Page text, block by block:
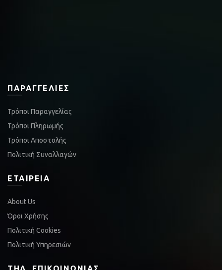
ΠΑΡΑΓΓΕΛΊΕΣ
Τρόποι Παραγγελίας
Τρόποι Πληρωμής
Τρόποι Αποστολής
Πολιτική Συναλλαγών
ΕΤΑΙΡΕΊΑ
About Us
Όροι Χρήσης
Πολιτική Cookies
Πολιτική Υπηρεσιών